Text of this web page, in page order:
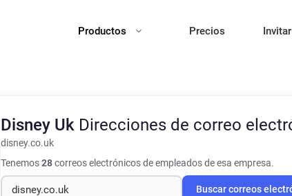
Productos Precios
Disney Uk Direcciones de correo
disney.co.uk
Tenemos28correos electrónicos de empleados de esa empresa.
Buscar correos